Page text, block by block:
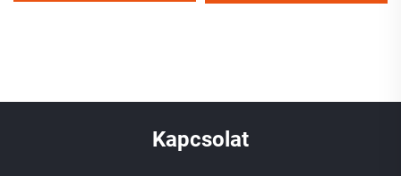
Kapcsolat